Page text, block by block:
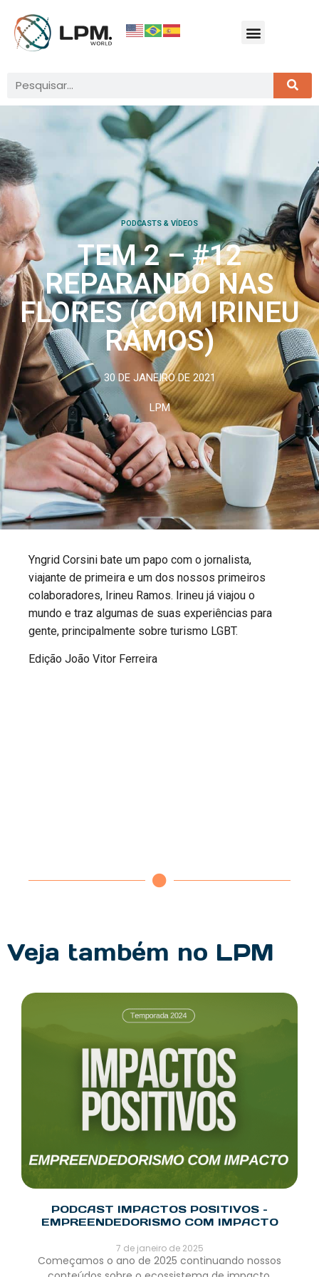
PODCASTS & VÍDEOS
TEM 2 – #12
REPARANDO NAS
FLORES (COM IRINEU
RAMOS)
30 DE JANEIRO DE 2021
LPM
Yngrid Corsini bate um papo com o jornalista,
viajante de primeira e um dos nossos primeiros
colaboradores, Irineu Ramos. Irineu já viajou o
mundo e traz algumas de suas experiências para
gente, principalmente sobre turismo LGBT.
Edição João Vitor Ferreira
Veja também no LPM
PODCAST IMPACTOS POSITIVOS –
EMPREENDEDORISMO COM IMPACTO
7 de janeiro de 2025
Começamos o ano de 2025 continuando nossos